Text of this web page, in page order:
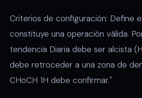
Criterios de configuración: Define
constituye una operación válida.
tendencia Diaria debe ser alcista
debe retroceder a una zona de
CHoCH 1H debe confirmar."